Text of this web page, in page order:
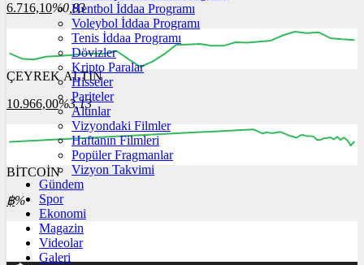
6.716,10%0,83
12:00 13:00
ÇEYREK ALTIN
10.966,00%3,13
00:00 04:00
BİTCOİN
฿%
Hentbol İddaa Programı
Voleybol İddaa Programı
Tenis İddaa Programı
Dövizler
Kripto Paralar
Hisseler
Pariteler
Altınlar
Vizyondaki Filmler
Haftanın Filmleri
Popüler Fragmanlar
Vizyon Takvimi
Gündem
Spor
Ekonomi
Magazin
Videolar
Galeri